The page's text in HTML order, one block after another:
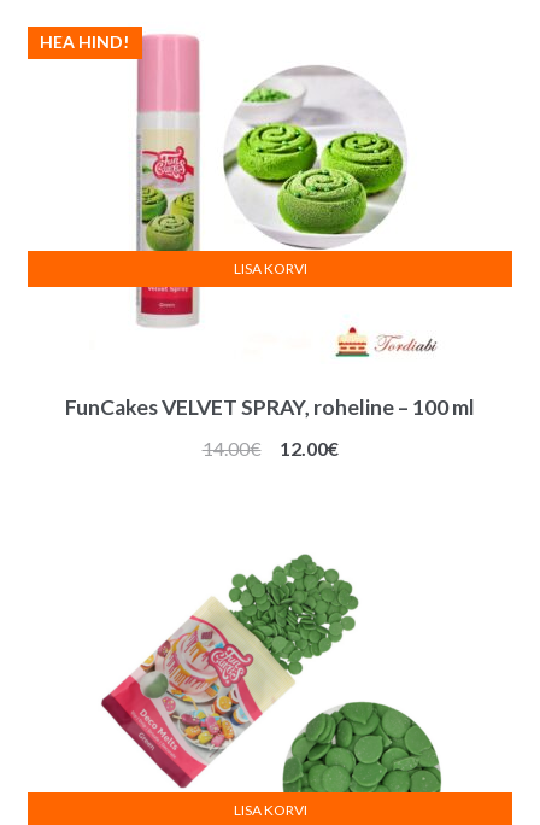
FunCakes VELVET SPRAY, roheline – 100 ml
HEA HIND!
14.00€
Algne
12.00€Praegune
LISA KORVI
LISA KORVI